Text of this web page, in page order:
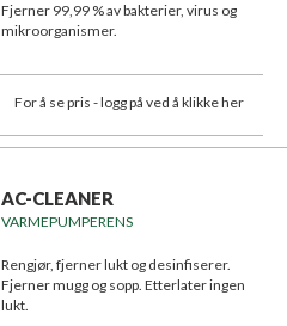
Fjerner 99,99 % av bakterier, virus og
mikroorganismer.
For å se pris - logg på ved å klikke her
AC-CLEANER
VARMEPUMPERENS
Rengjør, fjerner lukt og desinfiserer.
Fjerner mugg og sopp. Etterlater ingen
lukt.